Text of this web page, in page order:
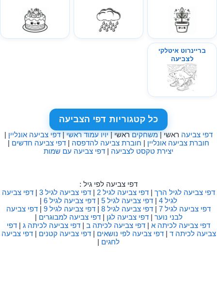
בריינרוט איטלקי
לצביעה
כל קטגוריות דפי הצביעה
דפי צביעה ראשי |משחקיםראשי |יויו עמוד ראשי|דפי צביעה אונליין |
חוברת צביעה אונליין | חוברת צביעה להדפסה | דפי צביעה חדשים |
יצירת טקסט לצביעה | דפי צביעה עם שמות
דפי צביעה לפי גיל :
דפי צביעה לגיל הרך | דפי צביעה לגיל 2 | דפי צביעה לגיל 3 | דפי צביעה
לגיל 4
| דפי צביעה לגיל 5 | דפי צביעה לגיל 6
|
דפי צביעה לגיל 7
| דפי צביעה לגיל 8 | דפי צביעה לגיל 9 | דפי צביעה
לבני נוער |דפי צביעה לגן |דפי צביעה למבוגרים |
דפי צביעה לכיתה א | דפי צביעה לכיתה ב | דפי צביעה לכיתה ג | דפי
צביעה לכיתה ד |דפי צביעה לפי נושאים |דפי צביעה קטנים |דפי צביעה
לחגים |